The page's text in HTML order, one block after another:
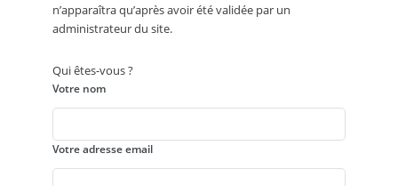
n’apparaîtra qu’après avoir été validée par un
administrateur du site.
Qui êtes-vous ?
Votre nom
Votre adresse email